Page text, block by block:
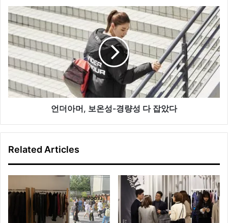
러
블
리
패
션
언
더
아
머
,
보
성
-
잡
언더아머, 보온성-경량성 다 잡았다
Related Articles